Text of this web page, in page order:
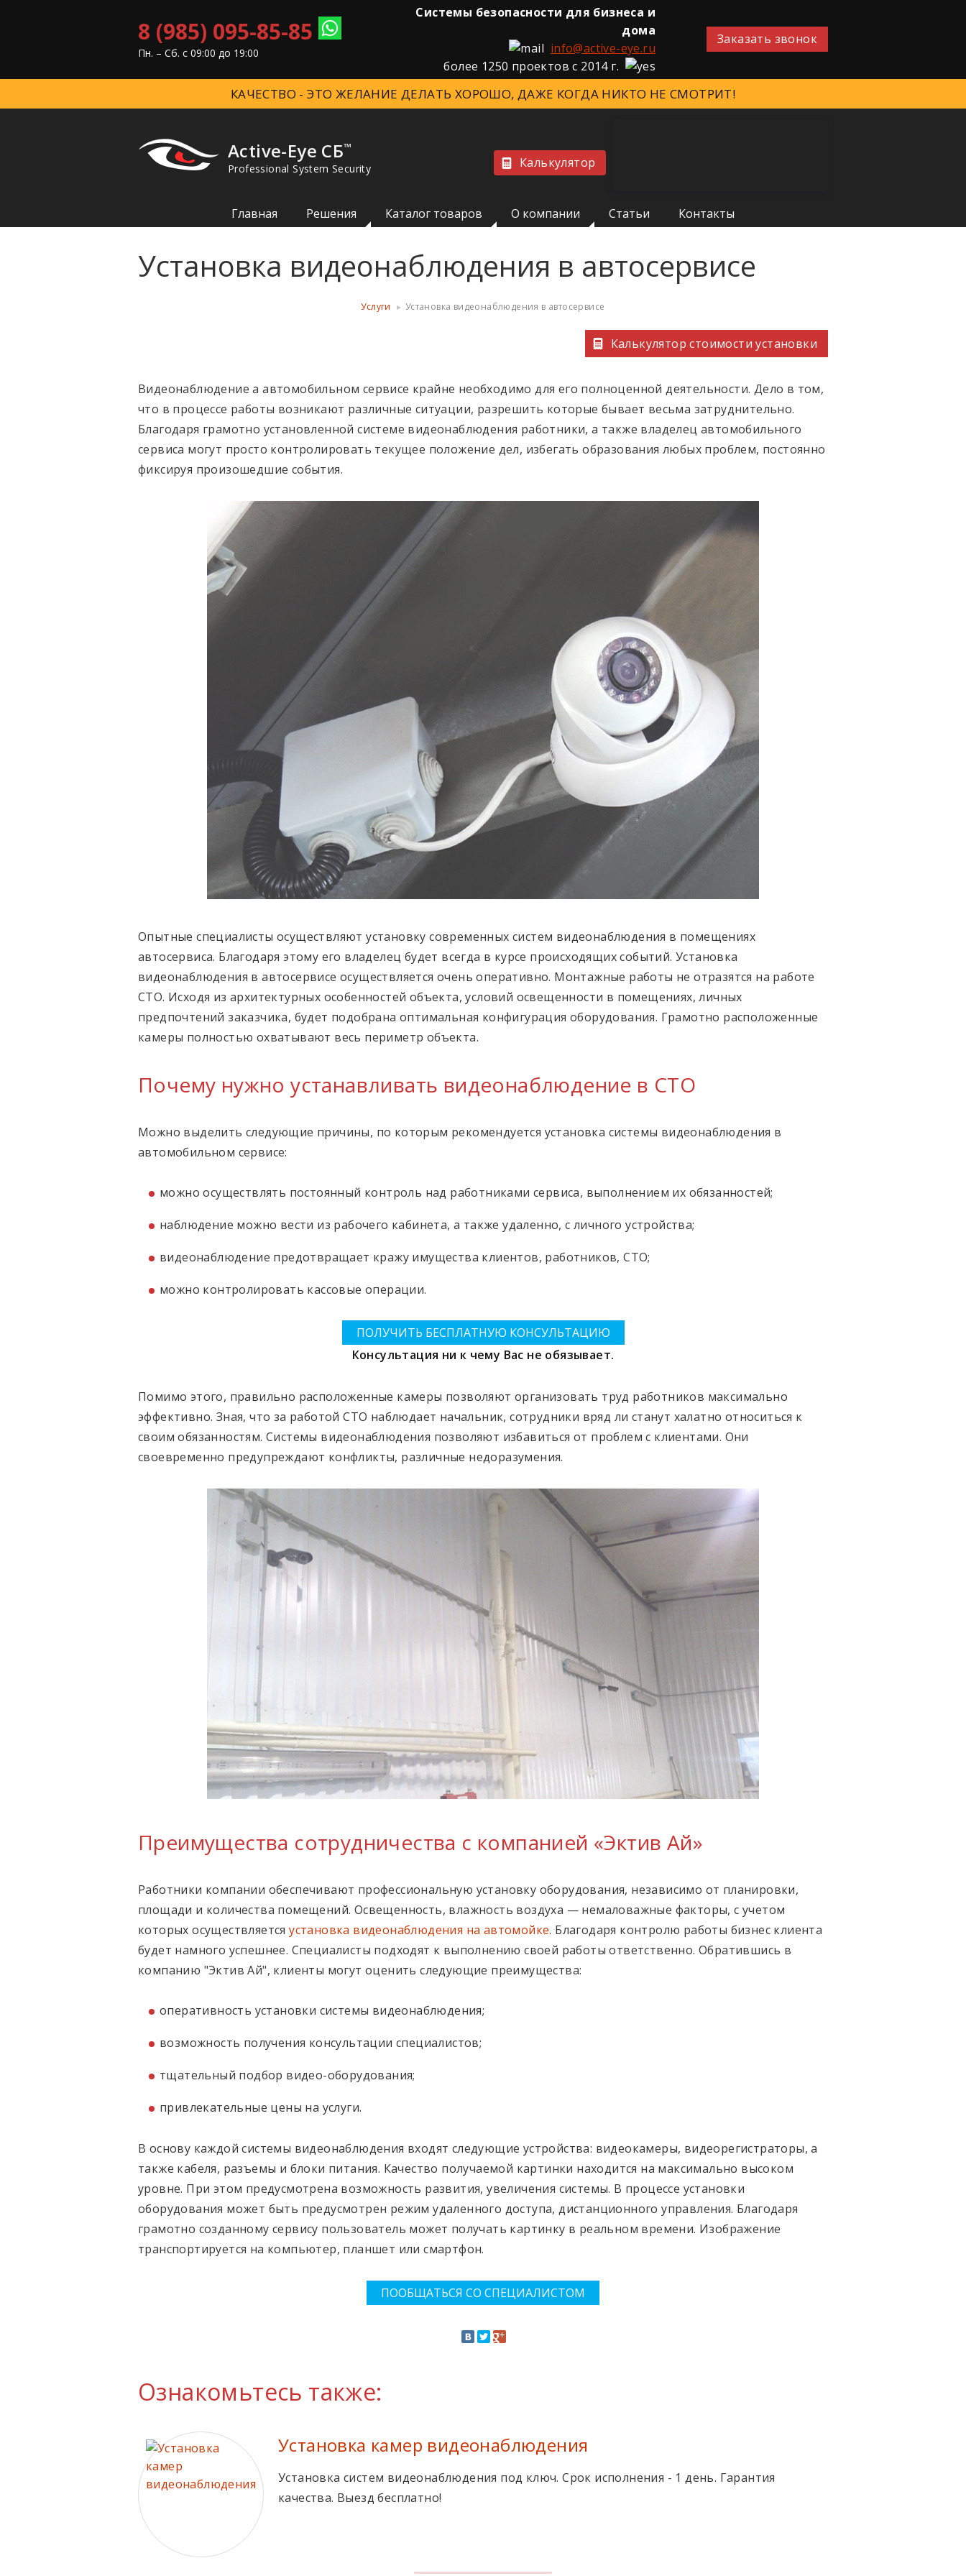
8 (985) 095-85-85
Пн. – Cб. с 09:00 до 19:00
Системы безопасности для бизнеса и
дома
info@active-eye.ru
более 1250 проектов с 2014 г.
Заказать звонок
КАЧЕСТВО - ЭТО ЖЕЛАНИЕ ДЕЛАТЬ ХОРОШО, ДАЖЕ КОГДА НИКТО НЕ СМОТРИТ!
Active-Eye СБ™
Professional System Security
Калькулятор
Главная Решения Каталог товаров О компании Статьи Контакты
Установка видеонаблюдения в автосервисе
Услуги Установка видеонаблюдения в автосервисе
Калькулятор стоимости установки
Видеонаблюдение а автомобильном сервисе крайне необходимо для его полноценной деятельности. Дело в том,
что в процессе работы возникают различные ситуации, разрешить которые бывает весьма затруднительно.
Благодаря грамотно установленной системе видеонаблюдения работники, а также владелец автомобильного
сервиса могут просто контролировать текущее положение дел, избегать образования любых проблем, постоянно
фиксируя произошедшие события.
Опытные специалисты осуществляют установку современных систем видеонаблюдения в помещениях
автосервиса. Благодаря этому его владелец будет всегда в курсе происходящих событий. Установка
видеонаблюдения в автосервисе осуществляется очень оперативно. Монтажные работы не отразятся на работе
СТО. Исходя из архитектурных особенностей объекта, условий освещенности в помещениях, личных
предпочтений заказчика, будет подобрана оптимальная конфигурация оборудования. Грамотно расположенные
камеры полностью охватывают весь периметр объекта.
Почему нужно устанавливать видеонаблюдение в СТО
Можно выделить следующие причины, по которым рекомендуется установка системы видеонаблюдения в
автомобильном сервисе:
можно осуществлять постоянный контроль над работниками сервиса, выполнением их обязанностей;
наблюдение можно вести из рабочего кабинета, а также удаленно, с личного устройства;
видеонаблюдение предотвращает кражу имущества клиентов, работников, СТО;
можно контролировать кассовые операции.
ПОЛУЧИТЬ БЕСПЛАТНУЮ КОНСУЛЬТАЦИЮ
Консультация ни к чему Вас не обязывает.
Помимо этого, правильно расположенные камеры позволяют организовать труд работников максимально
эффективно. Зная, что за работой СТО наблюдает начальник, сотрудники вряд ли станут халатно относиться к
своим обязанностям. Системы видеонаблюдения позволяют избавиться от проблем с клиентами. Они
своевременно предупреждают конфликты, различные недоразумения.
Преимущества сотрудничества с компанией «Эктив Ай»
Работники компании обеспечивают профессиональную установку оборудования, независимо от планировки,
площади и количества помещений. Освещенность, влажность воздуха — немаловажные факторы, с учетом
которых осуществляетсяустановка видеонаблюдения на автомойке. Благодаря контролю работы бизнес клиента
будет намного успешнее. Специалисты подходят к выполнению своей работы ответственно. Обратившись в
компанию "Эктив Ай", клиенты могут оценить следующие преимущества:
оперативность установки системы видеонаблюдения;
возможность получения консультации специалистов;
тщательный подбор видео-оборудования;
привлекательные цены на услуги.
В основу каждой системы видеонаблюдения входят следующие устройства: видеокамеры, видеорегистраторы, а
также кабеля, разъемы и блоки питания. Качество получаемой картинки находится на максимально высоком
уровне. При этом предусмотрена возможность развития, увеличения системы. В процессе установки
оборудования может быть предусмотрен режим удаленного доступа, дистанционного управления. Благодаря
грамотно созданному сервису пользователь может получать картинку в реальном времени. Изображение
транспортируется на компьютер, планшет или смартфон.
ПООБЩАТЬСЯ СО СПЕЦИАЛИСТОМ
Ознакомьтесь также:
Установка камер видеонаблюдения
Установка систем видеонаблюдения под ключ. Срок исполнения - 1 день. Гарантия
качества. Выезд бесплатно!